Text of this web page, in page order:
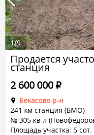
Продается
станция
Бекасово р-н
241 км станция (БМО)
№ 305 кв-л
Площадь участка: 5 сот.
2 600 000Р
1/9